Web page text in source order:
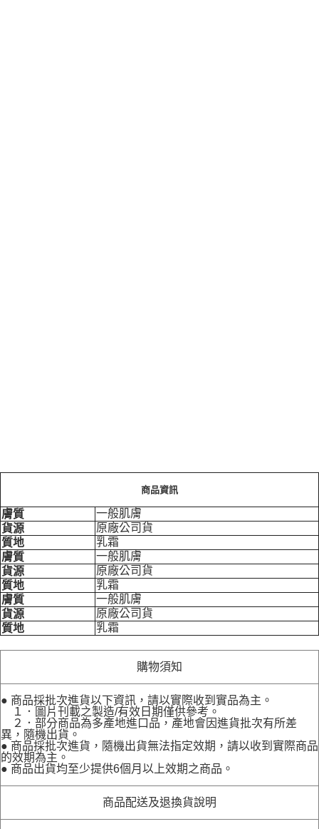
商品資訊
膚質
一般肌膚
貨源
原廠公司貨
質地
乳霜
膚質
一般肌膚
貨源
原廠公司貨
質地
乳霜
膚質
一般肌膚
貨源
原廠公司貨
質地
乳霜
購物須知
● 商品採批次進貨以下資訊，請以實際收到實品為主。
１．圖片刊載之製造/有效日期僅供參考。
２．部分商品為多產地進口品，產地會因進貨批次有所差
異，隨機出貨。
● 商品採批次進貨，隨機出貨無法指定效期，請以收到實際商品
的效期為主。
● 商品出貨均至少提供6個月以上效期之商品。
商品配送及退換貨說明